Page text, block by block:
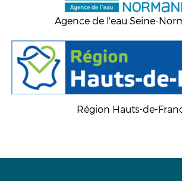
Agence de l'eau Seine-
Région Hauts-de-